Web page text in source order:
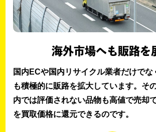
海外市場へも販路を
国内ECや国内リサイクル業者だけでな
も積極的に販路を拡大しています。そ
内では評価されない品物も高値で売却
を買取価格に還元できるのです。